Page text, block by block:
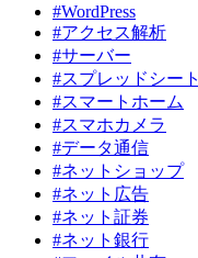
#WordPress
#アクセス解析
#サーバー
#スプレッドシート
#スマートホーム
#スマホカメラ
#データ通信
#ネットショップ
#ネット広告
#ネット証券
#ネット銀行